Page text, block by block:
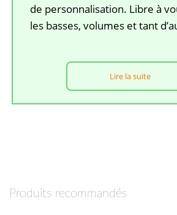
de personnalisation. Libre à
les basses, volumes et tant
Lire la suite
Produits recommandés